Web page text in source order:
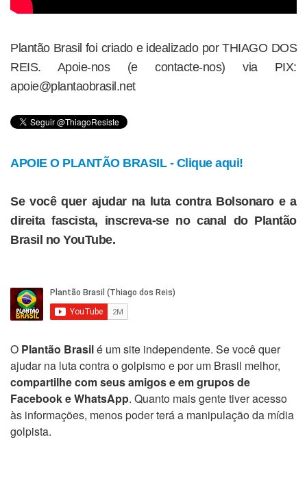
Plantão Brasil foi criado e idealizado por THIAGO DOS
REIS. Apoie-nos (e contacte-nos) via PIX:
apoie@plantaobrasil.net
APOIE O PLANTÃO BRASIL - Clique aqui!
Se você quer ajudar na luta contra Bolsonaro e a
direita fascista, inscreva-se no canal do Plantão
Brasil no YouTube.
O Plantão Brasilé um site independente. Se você quer
ajudar na luta contra o golpismo e por um Brasil melhor,
compartilhe com seus amigos e em grupos de
Facebook e WhatsApp. Quanto mais gente tiver acesso
às informações, menos poder terá a manipulação da mídia
golpista.